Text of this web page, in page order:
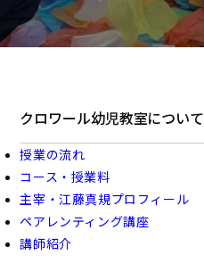
クロワール幼児教室について
授業の流れ
コース・授業料
主宰・江藤真規プロフィール
ペアレンティング講座
講師紹介